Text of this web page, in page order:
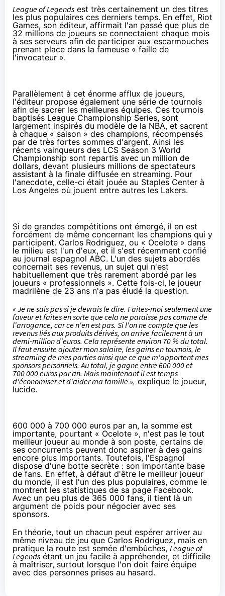
League of Legends est très certainement un des titres
les plus populaires ces derniers temps. En effet, Riot
Games, son éditeur, affirmait l'an passé que plus de
32 millions de joueurs se connectaient chaque mois
à ses serveurs afin de participer aux escarmouches
prenant place dans la fameuse « faille de
l'invocateur ».
Parallèlement à cet énorme afflux de joueurs,
l'éditeur propose également une série de tournois
afin de sacrer les meilleures équipes. Ces tournois
baptisés League Championship Series, sont
largement inspirés du modèle de la NBA, et sacrent
à chaque « saison » des champions, récompensés
par de très fortes sommes d'argent. Ainsi les
récents vainqueurs des LCS Season 3 World
Championship sont repartis avec un million de
dollars, devant plusieurs millions de spectateurs
assistant à la finale diffusée en streaming. Pour
l'anecdote, celle-ci était jouée au Staples Center à
Los Angeles où jouent entre autres les Lakers.
Si de grandes compétitions ont émergé, il en est
forcément de même concernant les champions qui y
participent. Carlos Rodriguez, ou « Ocelote » dans
le milieu est l'un d'eux, et il s'est récemment confié
au journal espagnol ABC. L'un des sujets abordés
concernait ses revenus, un sujet qui n'est
habituellement que très rarement abordé par les
joueurs « professionnels ». Cette fois-ci, le joueur
madrilène de 23 ans n'a pas éludé la question.
« Je ne sais pas si je devrais le dire. Faites-moi seulement une
faveur et faites en sorte que cela ne paraisse pas comme de
l'arrogance, car ce n'en est pas. Si l'on ne compte que les
revenus liés aux produits dérivés, on arrive facilement à un
demi-million d'euros. Cela représente environ 70 % du total.
Il faut ensuite ajouter mon salaire, les gains en tournois, le
streaming de mes parties ainsi que ce que m'apportent mes
sponsors personnels. Au total, je gagne entre 600 000 et
700 000 euros par an. Mais maintenant il est temps
d'économiser et d'aider ma famille », explique le joueur,
lucide.
600 000 à 700 000 euros par an, la somme est
importante, pourtant « Ocelote », n'est pas le tout
meilleur joueur au monde à son poste, certains de
ses concurrents peuvent donc aspirer à des gains
encore plus importants. Toutefois, l'Espagnol
dispose d'une botte secrète : son importante base
de fans. En effet, à défaut d'être le meilleur joueur
du monde, il est l'un des plus populaires, comme le
montrent les statistiques de sa page Facebook.
Avec un peu plus de 365 000 fans, il tient là un
argument de poids pour négocier avec ses
sponsors.
En théorie, tout un chacun peut espérer arriver au
même niveau de jeu que Carlos Rodriguez, mais en
pratique la route est semée d'embûches, League of
Legends étant un jeu facile à appréhender, et difficile
à maîtriser, surtout lorsque l'on doit faire équipe
avec des personnes prises au hasard.